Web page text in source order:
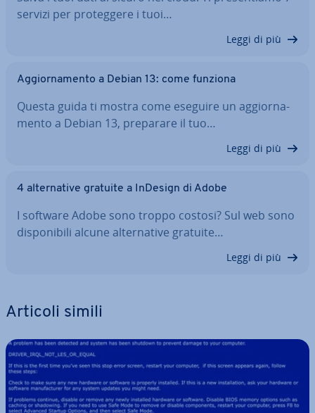
servizi per pro­teg­ge­re i tuoi…
Leggi di più
Ag­gior­na­men­to a Debian 13: come funziona
Questa guida ti mostra come eseguire un ag­gior­na­
men­to a Debian 13, preparare il tuo…
Leggi di più
4 al­ter­na­ti­ve gratuite a InDesign di Adobe
I software Adobe sono troppo costosi? Sul web sono
di­spo­ni­bi­li alcune al­ter­na­ti­ve gratuite…
Leggi di più
Articoli simili